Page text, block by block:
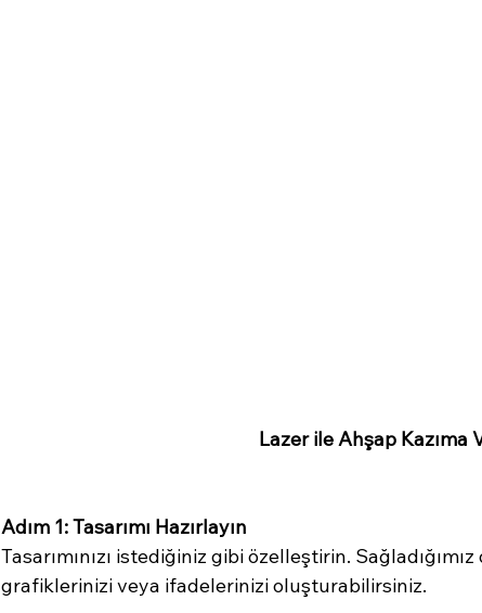
Lazer ile Ahşap Kazıma
Adım 1: Tasarımı Hazırlayın
Tasarımınızı istediğiniz gibi özelleştirin.
grafiklerinizi veya ifadelerinizi oluşturabilirsiniz.